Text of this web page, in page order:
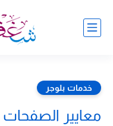
خدمات بلوجر
معايير